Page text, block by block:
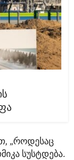
„როდესაც
სუსტდება.